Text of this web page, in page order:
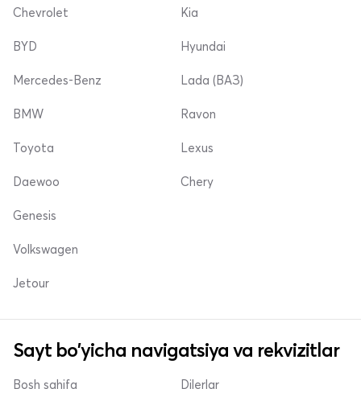
Chevrolet
BYD
Mercedes-Benz
Kia
Hyundai
Lada (ВАЗ)
BMW
Toyota
Daewoo
Ravon
Lexus
Chery
Genesis
Volkswagen
Jetour
Sayt bo'yicha navigatsiya va rekvizitlar
Bosh sahifa Dilerlar